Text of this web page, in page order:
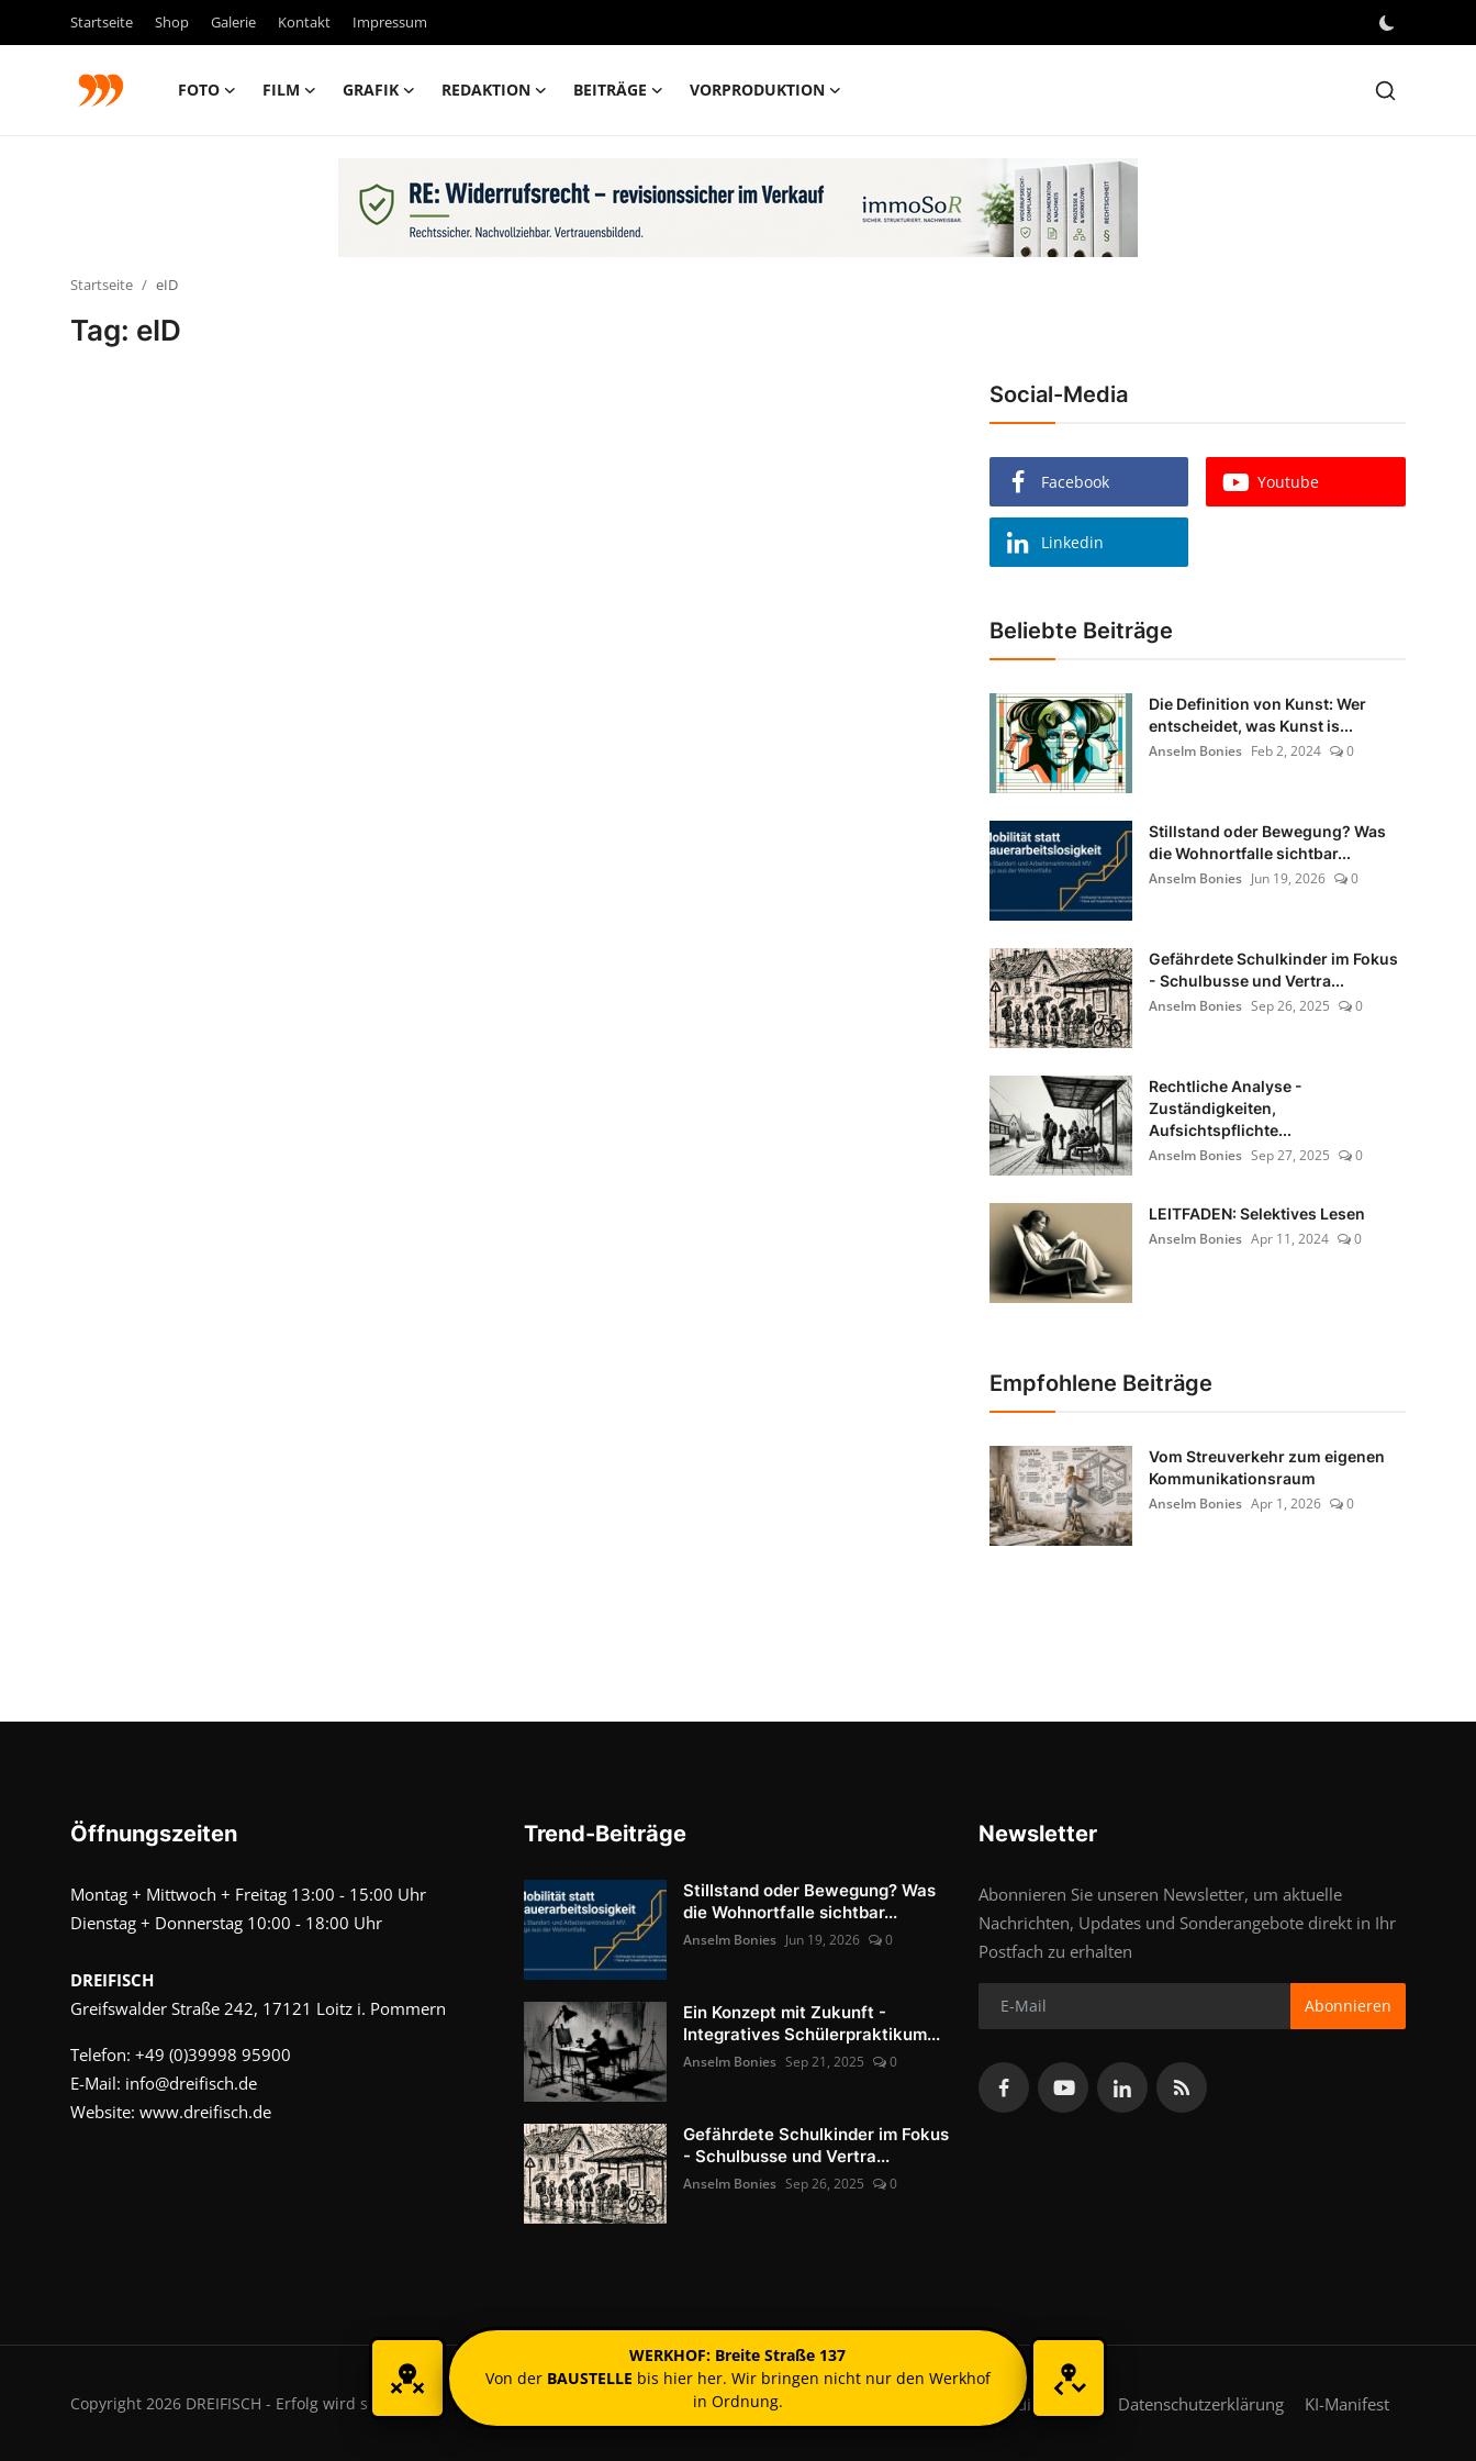
Startseite Shop Galerie Kontakt Impressum
FOTO FILM GRAFIK REDAKTION BEITRÄGE VORPRODUKTION
Startseite eID
Tag: eID
Social-Media
Facebook Youtube
Linkedin
Beliebte Beiträge
Die Definition von Kunst: Wer
entscheidet, was Kunst is...
Anselm Bonies Feb 2, 2024 0
Stillstand oder Bewegung? Was
die Wohnortfalle sichtbar...
Anselm Bonies Jun 19, 2026 0
Gefährdete Schulkinder im Fokus
- Schulbusse und Vertra...
Anselm Bonies Sep 26, 2025 0
Rechtliche Analyse -
Zuständigkeiten,
Aufsichtspflichte...
Anselm Bonies Sep 27, 2025 0
LEITFADEN: Selektives Lesen
Anselm Bonies Apr 11, 2024 0
Empfohlene Beiträge
Vom Streuverkehr zum eigenen
Kommunikationsraum
Anselm Bonies Apr 1, 2026 0
Öffnungszeiten
Montag + Mittwoch + Freitag 13:00 - 15:00 Uhr
Dienstag + Donnerstag 10:00 - 18:00 Uhr
DREIFISCH
Greifswalder Straße 242, 17121 Loitz i. Pommern
Telefon: +49 (0)39998 95900
E-Mail: info@dreifisch.de
Website: www.dreifisch.de
Trend-Beiträge
Stillstand oder Bewegung? Was
die Wohnortfalle sichtbar...
Anselm Bonies Jun 19, 2026 0
Ein Konzept mit Zukunft -
Integratives Schülerpraktikum...
Anselm Bonies Sep 21, 2025 0
Gefährdete Schulkinder im Fokus
- Schulbusse und Vertra...
Anselm Bonies Sep 26, 2025 0
Newsletter
Abonnieren Sie unseren Newsletter, um aktuelle
Nachrichten, Updates und Sonderangebote direkt in Ihr
Postfach zu erhalten
Abonnieren
Copyright 2026 DREIFISCH - Erfolg wird sichtbar. Nutzungsbedingungen Datenschutzerklärung KI-Manifest
WERKHOF: Breite Straße 137
Von der BAUSTELLE bis hier her. Wir bringen nicht nur den Werkhof
in Ordnung.